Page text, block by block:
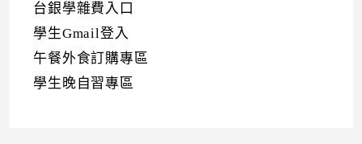
台銀學雜費入口
學生Gmail登入
午餐外食訂購專區
學生晚自習專區